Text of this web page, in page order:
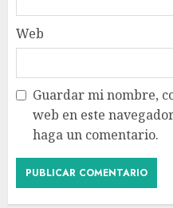
Web
Guardar mi nombre,
web en este
haga un comentario.